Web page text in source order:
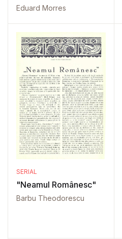
Eduard Morres
SERIAL
"Neamul Românesc"
Barbu Theodorescu